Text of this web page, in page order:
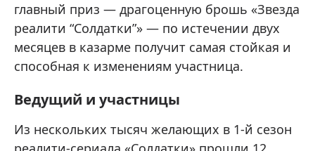
главный приз — драгоценную брошь «Звезда
реалити “Солдатки”» — по истечении двух
месяцев в казарме получит самая стойкая и
способная к изменениям участница.
Ведущий и участницы
Из нескольких тысяч желающих в 1-й сезон